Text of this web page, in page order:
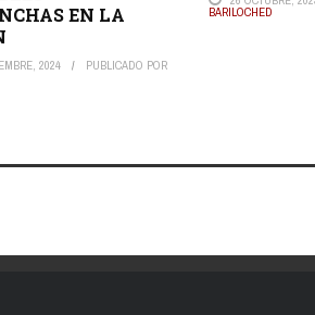
EN LA
2024 PUBLICADO POR
BARILOCHED